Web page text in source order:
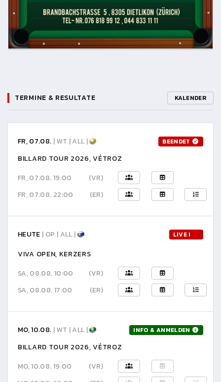
TERMINE & RESULTATE KALENDER
FR, 07.08. | WT | ALL | BEENDET
BILLARD TOUR 2026, VÉTROZ
FR, 07.08. 19:00
(VR)
FR, 07.08. 22:00
(ER)
HEUTE | OP | ALL | LIVE !
VIVA OPEN, KERZERS
SA, 08.08. 10:00
(VR)
SA, 08.08. 17:00
(ER)
MO, 10.08. | WT | ALL | INFO & ANMELDEN
BILLARD TOUR 2026, VÉTROZ
MO, 10.08. 19:00
(VR)